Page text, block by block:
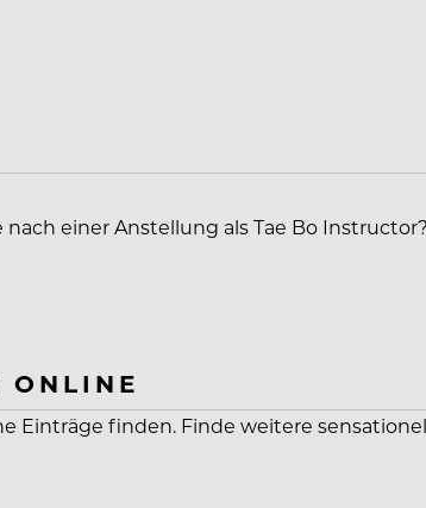
einer Anstellung als Tae Bo
ONLINE
Einträge finden. Finde weitere